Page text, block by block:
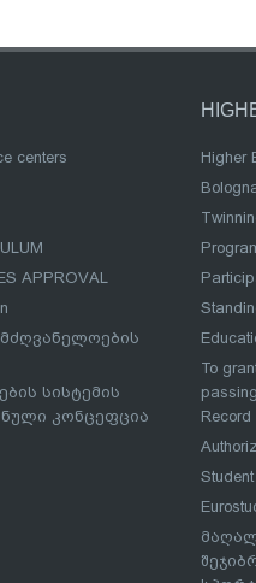
centers
APPROVAL
სისტემის
კონცეფცია
Higher
To